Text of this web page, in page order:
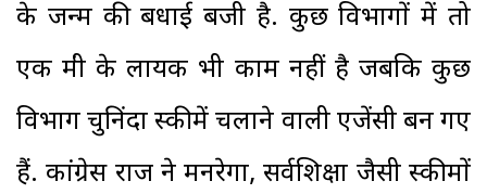
के जन्म की बधाई बजी है. कुछ विभागों में तो
एक मंत्री के लायक भी काम नहीं है जबकि कुछ
विभाग चुनिंदा स्कीमें चलाने वाली एजेंसी बन गए
हैं. कांग्रेस राज ने मनरेगा, सर्वशिक्षा जैसी स्कीमों